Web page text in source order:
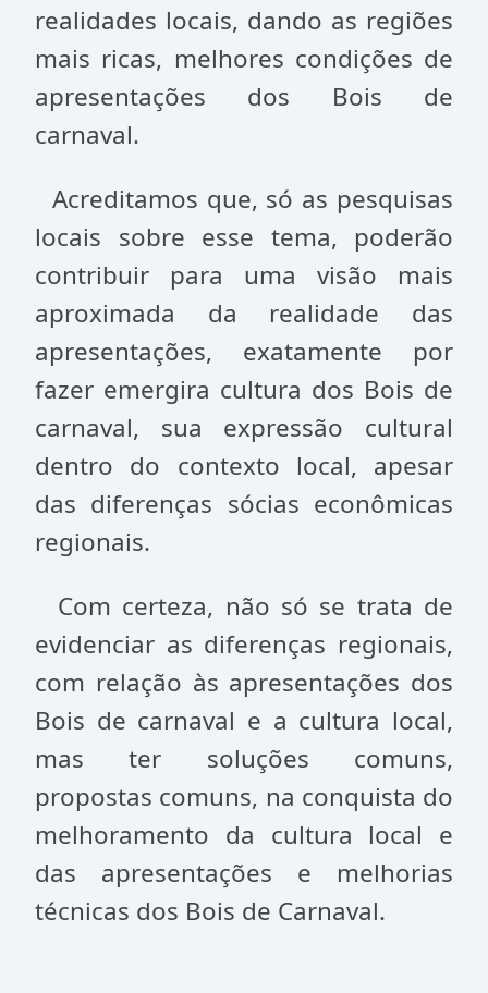
realidades locais, dando as regiões
mais ricas, melhores condições de
apresentações dos Bois de
carnaval.
Acreditamos que, só as pesquisas
locais sobre esse tema, poderão
contribuir para uma visão mais
aproximada da realidade das
apresentações, exatamente por
fazer emergira cultura dos Bois de
carnaval, sua expressão cultural
dentro do contexto local, apesar
das diferenças sócias econômicas
regionais.
Com certeza, não só se trata de
evidenciar as diferenças regionais,
com relação às apresentações dos
Bois de carnaval e a cultura local,
mas ter soluções comuns,
propostas comuns, na conquista do
melhoramento da cultura local e
das apresentações e melhorias
técnicas dos Bois de Carnaval.